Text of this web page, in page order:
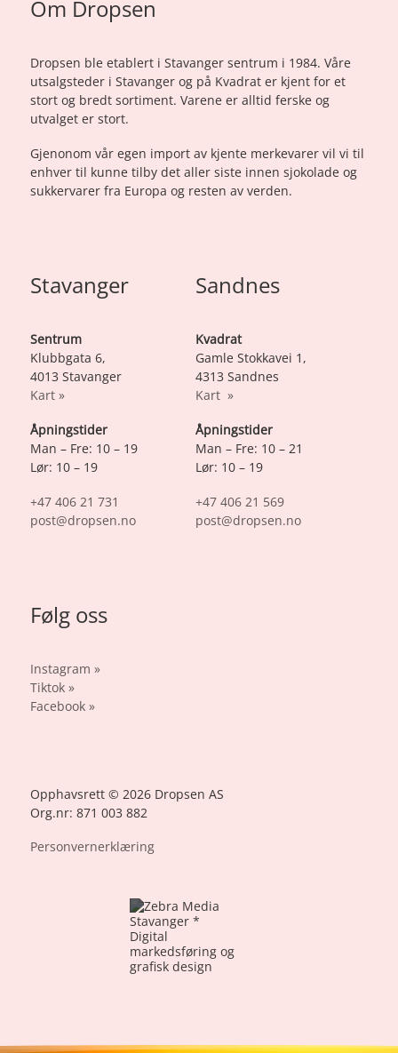
Om Dropsen
Dropsen ble etablert i Stavanger sentrum i 1984. Våre
utsalgsteder i Stavanger og på Kvadrat er kjent for et
stort og bredt sortiment. Varene er alltid ferske og
utvalget er stort.
Gjenonom vår egen import av kjente merkevarer vil vi til
enhver til kunne tilby det aller siste innen sjokolade og
sukkervarer fra Europa og resten av verden.
Stavanger
Sentrum
Klubbgata 6,
4013 Stavanger
Kart »
Åpningstider
Man – Fre: 10 – 19
Lør: 10 – 19
+47 406 21 731
post@dropsen.no
Sandnes
Kvadrat
Gamle Stokkavei 1,
4313 Sandnes
Kart »
Åpningstider
Man – Fre: 10 – 21
Lør: 10 – 19
+47 406 21 569
post@dropsen.no
Følg oss
Instagram »
Tiktok »
Facebook »
Opphavsrett © 2026 Dropsen AS
Org.nr: 871 003 882
Personvernerklæring